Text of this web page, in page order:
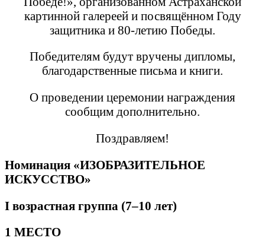
картинной галереей и посвящённом Году
защитника и 80-летию Победы.
Победителям будут вручены дипломы,
благодарственные письма и книги.
О проведении церемонии награждения
сообщим дополнительно.
Поздравляем!
Номинация «ИЗОБРАЗИТЕЛЬНОЕ
ИСКУССТВО»
I возрастная группа (7–10 лет)
1 МЕСТО